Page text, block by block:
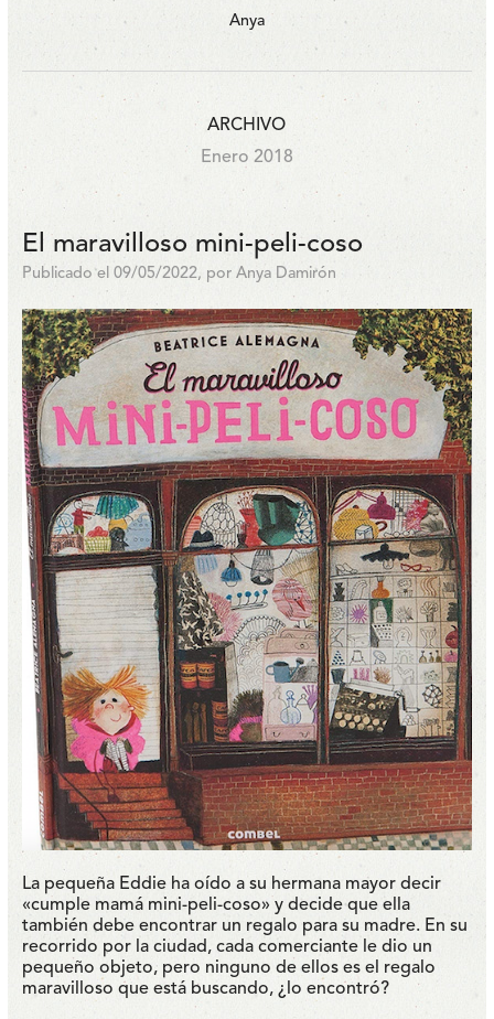
Anya
ARCHIVO
Enero 2018
El maravilloso mini-peli-coso
Publicado el 09/05/2022, por Anya Damirón
La pequeña Eddie ha oído a su hermana mayor decir
«cumple mamá mini-peli-coso» y decide que ella
también debe encontrar un regalo para su madre. En su
recorrido por la ciudad, cada comerciante le dio un
pequeño objeto, pero ninguno de ellos es el regalo
maravilloso que está buscando, ¿lo encontró?